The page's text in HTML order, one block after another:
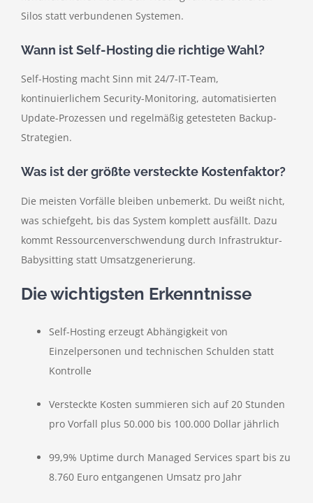
Silos statt verbundenen Systemen.
Wann ist Self-Hosting die richtige Wahl?
Self-Hosting macht Sinn mit 24/7-IT-Team,
kontinuierlichem Security-Monitoring, automatisierten
Update-Prozessen und regelmäßig getesteten Backup-
Strategien.
Was ist der größte versteckte Kostenfaktor?
Die meisten Vorfälle bleiben unbemerkt. Du weißt nicht,
was schiefgeht, bis das System komplett ausfällt. Dazu
kommt Ressourcenverschwendung durch Infrastruktur-
Babysitting statt Umsatzgenerierung.
Die wichtigsten Erkenntnisse
Self-Hosting erzeugt Abhängigkeit von
Einzelpersonen und technischen Schulden statt
Kontrolle
Versteckte Kosten summieren sich auf 20 Stunden
pro Vorfall plus 50.000 bis 100.000 Dollar jährlich
99,9% Uptime durch Managed Services spart bis zu
8.760 Euro entgangenen Umsatz pro Jahr